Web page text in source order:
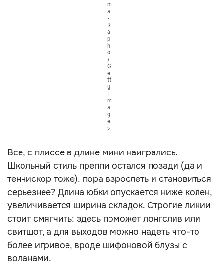
m
a
-
R
a
p
h
o
/
G
e
tt
y
I
m
a
g
e
s
Все, с плиссе в длине мини наигрались.
Школьный стиль преппи остался позади (да и
теннискор тоже): пора взрослеть и становиться
серьезнее? Длина юбки опускается ниже колен,
увеличивается ширина складок. Строгие линии
стоит смягчить: здесь поможет лонгслив или
свитшот, а для выходов можно надеть что-то
более игривое, вроде шифоновой блузы с
воланами.